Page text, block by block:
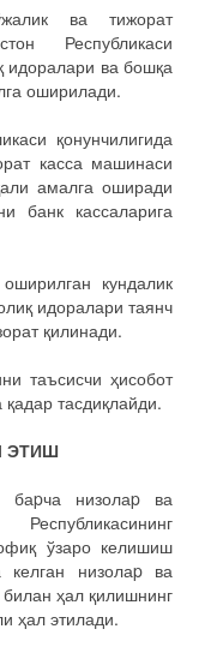
ва тижорат
Республикаси
идоралари ва бошқа
оширилади.
қонунчилигида
касса машинаси
амалга оширади
банк кассаларига
кундалик
идоралари таянч
қилинади.
таъсисчи ҳисобот
тасдиқлайди.
ЭТИШ
баpча низолаp ва
ўзаро келишиш
низолаp ва
ҳал қилишнинг
ҳал этилади.